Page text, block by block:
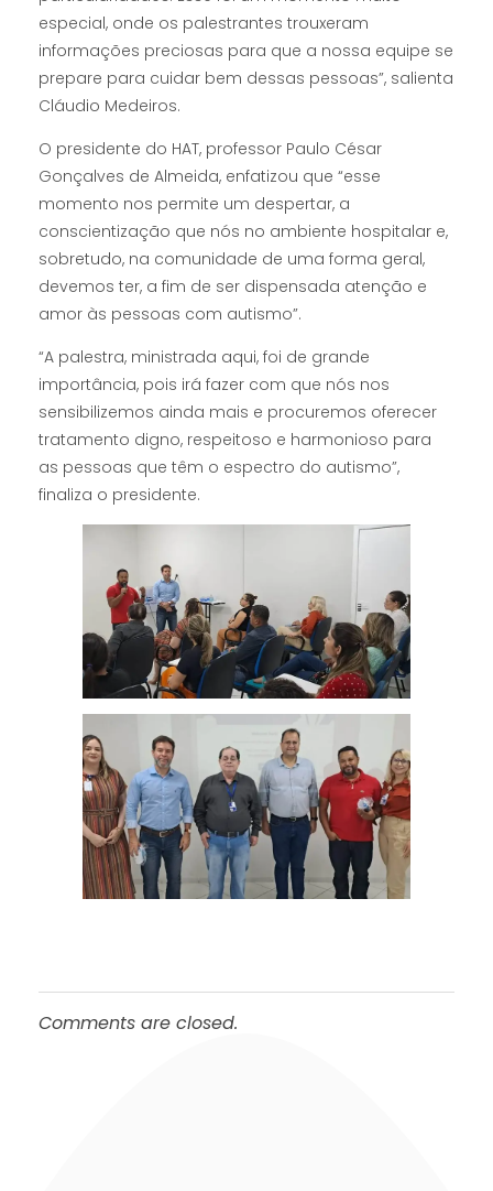
especial, onde os palestrantes trouxeram
informações preciosas para que a nossa equipe se
prepare para cuidar bem dessas pessoas”, salienta
Cláudio Medeiros.
O presidente do HAT, professor Paulo César
Gonçalves de Almeida, enfatizou que “esse
momento nos permite um despertar, a
conscientização que nós no ambiente hospitalar e,
sobretudo, na comunidade de uma forma geral,
devemos ter, a fim de ser dispensada atenção e
amor às pessoas com autismo”.
“A palestra, ministrada aqui, foi de grande
importância, pois irá fazer com que nós nos
sensibilizemos ainda mais e procuremos oferecer
tratamento digno, respeitoso e harmonioso para
as pessoas que têm o espectro do autismo”,
finaliza o presidente.
Comments are closed.